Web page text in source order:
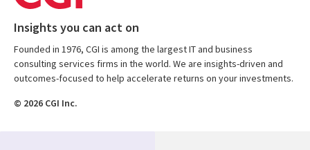
Insights you can act on
Founded in 1976, CGI is among the largest IT and business
consulting services firms in the world. We are insights-driven and
outcomes-focused to help accelerate returns on your investments.
© 2026 CGI Inc.